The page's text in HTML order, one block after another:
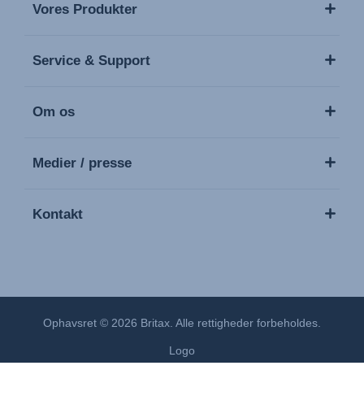
Vores Produkter
Service & Support
Om os
Medier / presse
Kontakt
Ophavsret © 2026 Britax. Alle rettigheder forbeholdes.
Logo